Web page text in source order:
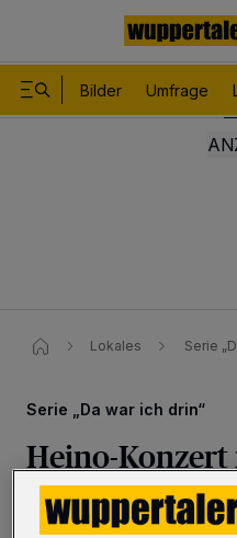
Bilder Umfrage
Lokales Serie
Serie „Da war ich drin“
Heino-
Rocker-Herz